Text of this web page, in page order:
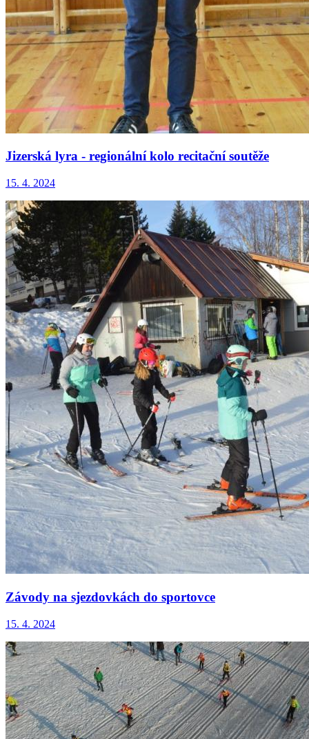
Jizerská lyra - regionální kolo recitační soutěže
15. 4. 2024
Závody na sjezdovkách do sportovce
15. 4. 2024